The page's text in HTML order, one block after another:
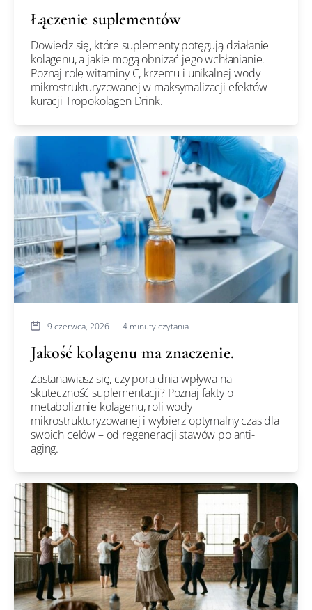
Łączenie suplementów
Dowiedz się, które suplementy potęgują działanie
kolagenu, a jakie mogą obniżać jego wchłanianie.
Poznaj rolę witaminy C, krzemu i unikalnej wody
mikrostrukturyzowanej w maksymalizacji efektów
kuracji Tropokolagen Drink.
9 czerwca, 2026 · 4 minuty czytania
Jakość kolagenu ma znaczenie.
Zastanawiasz się, czy pora dnia wpływa na
skuteczność suplementacji? Poznaj fakty o
metabolizmie kolagenu, roli wody
mikrostrukturyzowanej i wybierz optymalny czas dla
swoich celów – od regeneracji stawów po anti-
aging.